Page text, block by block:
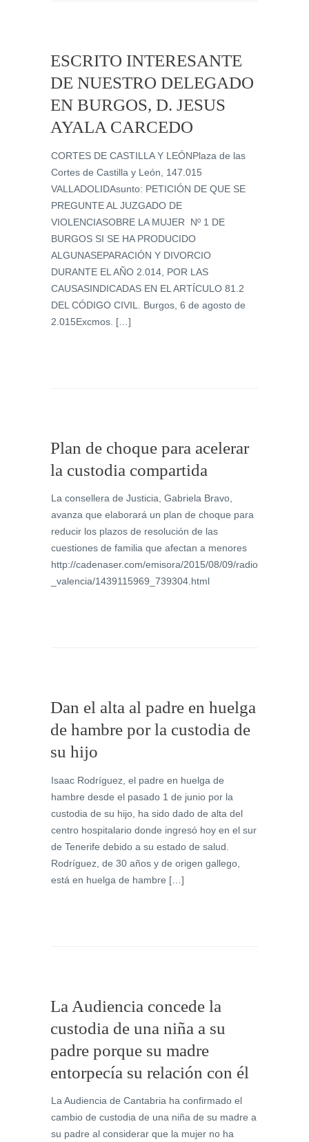
ESCRITO INTERESANTE
DE NUESTRO DELEGADO
EN BURGOS, D. JESUS
AYALA CARCEDO
CORTES DE CASTILLA Y LEÓNPlaza de las
Cortes de Castilla y León, 147.015
VALLADOLIDAsunto: PETICIÓN DE QUE SE
PREGUNTE AL JUZGADO DE
VIOLENCIASOBRE LA MUJER Nº 1 DE
BURGOS SI SE HA PRODUCIDO
ALGUNASEPARACIÓN Y DIVORCIO
DURANTE EL AÑO 2.014, POR LAS
CAUSASINDICADAS EN EL ARTÍCULO 81.2
DEL CÓDIGO CIVIL. Burgos, 6 de agosto de
2.015Excmos. […]
Plan de choque para acelerar
la custodia compartida
La consellera de Justicia, Gabriela Bravo,
avanza que elaborará un plan de choque para
reducir los plazos de resolución de las
cuestiones de familia que afectan a menores
http://cadenaser.com/emisora/2015/08/09/radio
_valencia/1439115969_739304.html
Dan el alta al padre en huelga
de hambre por la custodia de
su hijo
Isaac Rodríguez, el padre en huelga de
hambre desde el pasado 1 de junio por la
custodia de su hijo, ha sido dado de alta del
centro hospitalario donde ingresó hoy en el sur
de Tenerife debido a su estado de salud.
Rodríguez, de 30 años y de origen gallego,
está en huelga de hambre […]
La Audiencia concede la
custodia de una niña a su
padre porque su madre
entorpecía su relación con él
La Audiencia de Cantabria ha confirmado el
cambio de custodia de una niña de su madre a
su padre al considerar que la mujer no ha